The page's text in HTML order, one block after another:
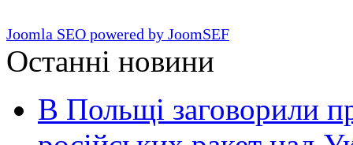
Joomla SEO powered by JoomSEF
Останні новини
В Польщі заговорили